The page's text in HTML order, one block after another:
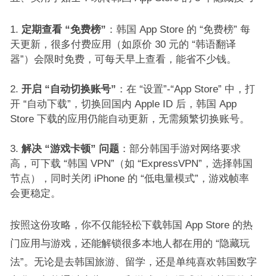
定期查看 “免费榜” ：韩国 App Store 的 “免费榜” 每
天更新，很多付费应用（如原价 30 元的 “韩语翻译
器”）会限时免费，可每天早上查看，能省不少钱。​
开启 “自动切换账号” ：在 “设置”-“App Store” 中，打
开 “自动下载”，切换回国内 Apple ID 后，韩国 App
Store 下载的应用仍能自动更新，无需频繁切换账号。​
解决 “游戏卡顿” 问题：部分韩国手游对网络要求
高，可下载 “韩国 VPN”（如 “ExpressVPN”，选择韩国
节点），同时关闭 iPhone 的 “低电量模式”，游戏帧率
会更稳定。​
按照这份攻略，你不仅能轻松下载韩国 App Store 的热
门应用与游戏，还能解锁很多本地人都在用的 “隐藏玩
法”。无论是去韩国旅游、留学，还是单纯喜欢韩国数字